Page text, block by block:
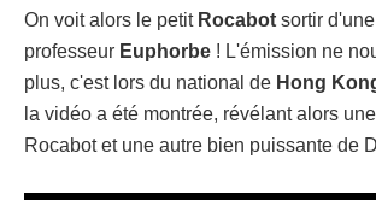
On voit alors le petit Rocabot sortir
professeur Euphorbe ! L'émission ne
plus, c'est lors du national de Hong
la vidéo a été montrée, révélant alors
Rocabot et une autre bien puissante de